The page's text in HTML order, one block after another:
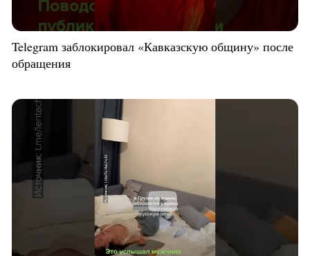
Telegram заблокировал «Кавказскую общину» после
обращения